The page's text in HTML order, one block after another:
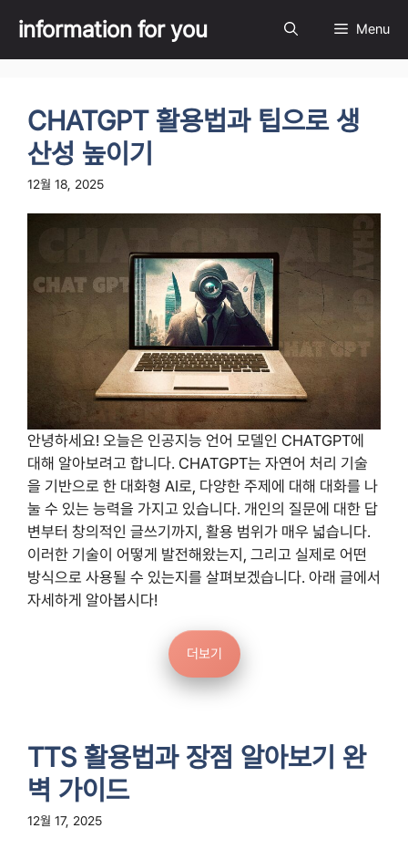
content
information for you Menu
CHATGPT 활용법과 팁으로 생
산성 높이기
12월 18, 2025
안녕하세요! 오늘은 인공지능 언어 모델인 CHATGPT에
대해 알아보려고 합니다. CHATGPT는 자연어 처리 기술
을 기반으로 한 대화형 AI로, 다양한 주제에 대해 대화를 나
눌 수 있는 능력을 가지고 있습니다. 개인의 질문에 대한 답
변부터 창의적인 글쓰기까지, 활용 범위가 매우 넓습니다.
이러한 기술이 어떻게 발전해왔는지, 그리고 실제로 어떤
방식으로 사용될 수 있는지를 살펴보겠습니다. 아래 글에서
자세하게 알아봅시다!
더보기
TTS 활용법과 장점 알아보기 완
벽 가이드
12월 17, 2025